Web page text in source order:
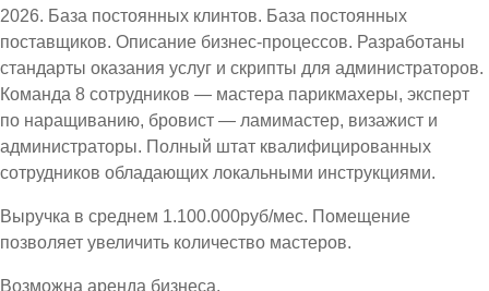
2026. База постоянных клинтов. База постоянных
поставщиков. Описание бизнес-процессов. Разработаны
стандарты оказания услуг и скрипты для администраторов.
Команда 8 сотрудников — мастера парикмахеры, эксперт
по наращиванию, бровист — ламимастер, визажист и
администраторы. Полный штат квалифицированных
сотрудников обладающих локальными инструкциями.
Выручка в среднем 1.100.000руб/мес. Помещение
позволяет увеличить количество мастеров.
Возможна аренда бизнеса.